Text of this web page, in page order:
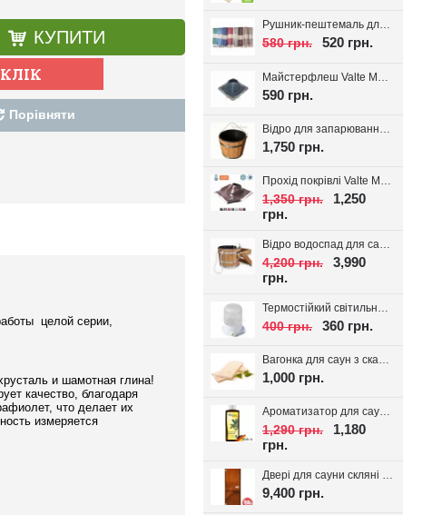
Рушник-пештемаль для лазні, хамаму, на пляж Діамант, вибір кольору
580 грн. 520 грн.
590 грн.
1,750 грн.
1,350 грн.
1,250
грн.
4,200 грн.
3,990
грн.
400 грн. 360 грн.
1,000 грн.
Ароматизатор для сауни Spitzner SAUNAMED 190мл.
1,290 грн.
1,180
грн.
Двері для сауни скляні VALTE Бронза 700*1900
9,400 грн.
КУПИТИ
Порівняти
целой серии,
и шамотная глина!
качество, благодаря
что делает их
измеряется